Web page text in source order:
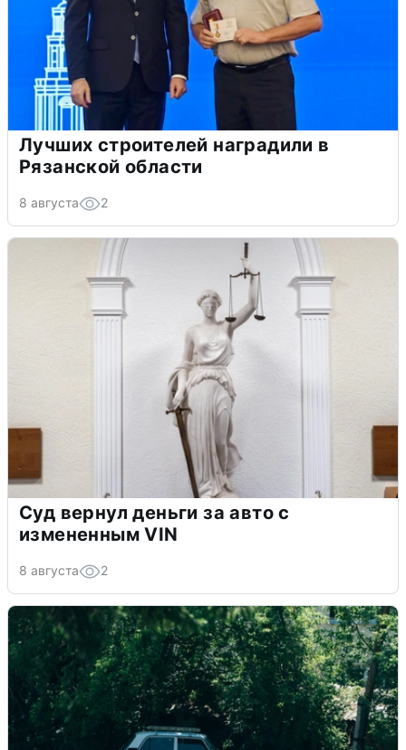
Лучших строителей наградили в
Рязанской области
8 августа 2
Суд вернул деньги за авто с
измененным VIN
8 августа 2